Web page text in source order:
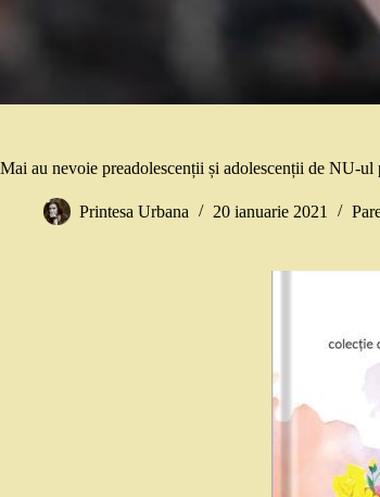
Mai au nevoie preadolescenții și adolescenții de NU-ul
Printesa Urbana 20 ianuarie 2021